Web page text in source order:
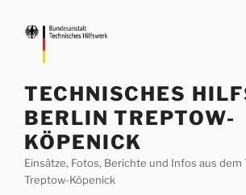
Inhalt
springen
TECHNISCHES
BERLIN TREPTOW-
KÖPENICK
Einsätze, Fotos, Berichte und Infos aus
Treptow-Köpenick